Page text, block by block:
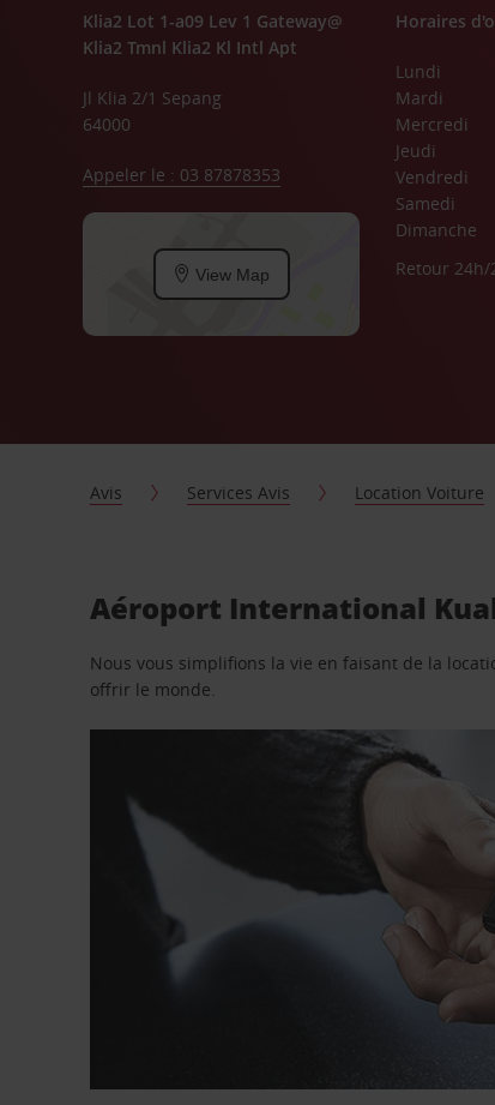
Klia2 Lot 1-a09 Lev 1 Gateway@
Klia2 Tmnl Klia2 Kl Intl Apt
Jl Klia 2/1 Sepang
64000
Appeler le : 03 87878353
View Map
Horaires
Lundi
Mardi
Mercredi
Jeudi
Vendredi
Samedi
Dimanche
Retour 24h/
Avis Services Avis Location Voiture
Aéroport International
Nous vous simplifions la vie en faisant de la
offrir le monde.